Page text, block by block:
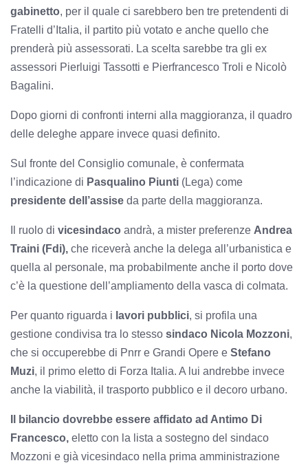
gabinetto, per il quale ci sarebbero ben tre pretendenti di
Fratelli d’Italia, il partito più votato e anche quello che
prenderà più assessorati. La scelta sarebbe tra gli ex
assessori Pierluigi Tassotti e Pierfrancesco Troli e Nicolò
Bagalini.
Dopo giorni di confronti interni alla maggioranza, il quadro
delle deleghe appare invece quasi definito.
Sul fronte del Consiglio comunale, è confermata
l’indicazione di Pasqualino Piunti (Lega) come
presidente dell’assise da parte della maggioranza.
Il ruolo di vicesindaco andrà, a mister preferenze Andrea
Traini (Fdi), che riceverà anche la delega all’urbanistica e
quella al personale, ma probabilmente anche il porto dove
c’è la questione dell’ampliamento della vasca di colmata.
Per quanto riguarda i lavori pubblici, si profila una
gestione condivisa tra lo stesso sindaco Nicola Mozzoni,
che si occuperebbe di Pnrr e Grandi Opere e Stefano
Muzi, il primo eletto di Forza Italia. A lui andrebbe invece
anche la viabilità, il trasporto pubblico e il decoro urbano.
Il bilancio dovrebbe essere affidato ad Antimo Di
Francesco, eletto con la lista a sostegno del sindaco
Mozzoni e già vicesindaco nella prima amministrazione